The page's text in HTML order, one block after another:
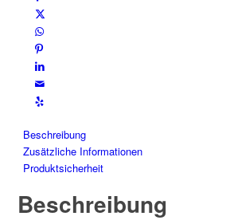
Beschreibung
Zusätzliche Informationen
Produktsicherheit
Beschreibung